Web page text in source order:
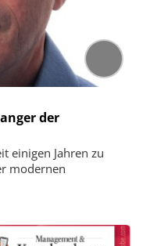
der
einigen Jahren zu
modernen